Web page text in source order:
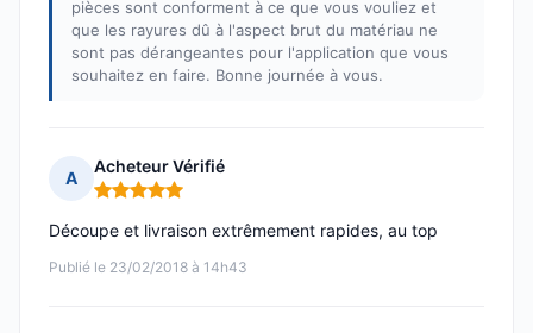
pièces sont conforment à ce que vous vouliez et
que les rayures dû à l'aspect brut du matériau ne
sont pas dérangeantes pour l'application que vous
souhaitez en faire. Bonne journée à vous.
A
Acheteur Vérifié
Note : 5 sur 5
Publié le 23/02/2018 à 14h43
Découpe et livraison extrêmement rapides, au top